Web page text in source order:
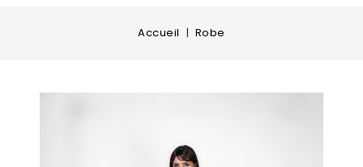
Accueil Robe